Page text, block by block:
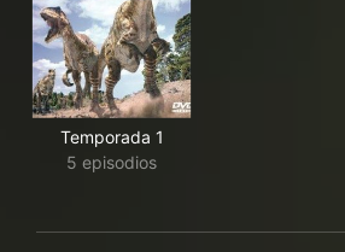
Temporada 1
5 episodios